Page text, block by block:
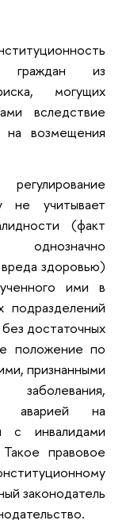
граждан из
могущих
вследствие
на возмещения
не учитывает
(факт
однозначно
здоровью)
ими в
подразделений
достаточных
положение по
признанными
аварией на
инвалидами
правовое
законодатель